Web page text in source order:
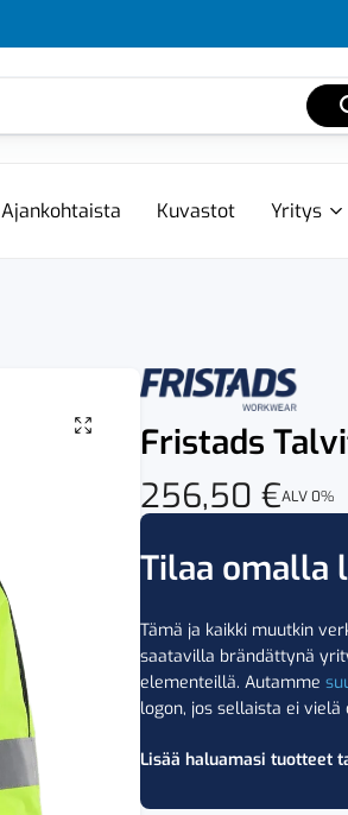
Ajankohtaista Kuvastot Yritys
Fristads
256,50€ALV 0%
Tilaa omalla
Tämä ja kaikki muutkin
saatavilla brändättynä
elementeillä. Autamme
logon, jos sellaista ei vielä
Lisää haluamasi tuotteet